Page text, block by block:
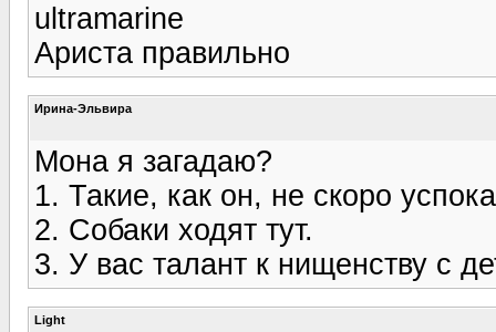
ultramarine
Ариста правильно
Ирина-Эльвира
Мона я загадаю?
1. Такие, как он, не скоро
2. Собаки ходят тут.
3. У вас талант к нищенству с
Light